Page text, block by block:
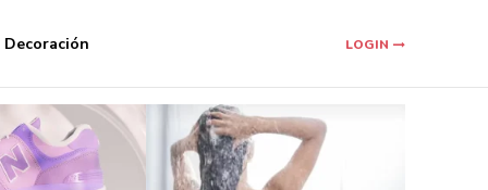
Decoración LOGIN